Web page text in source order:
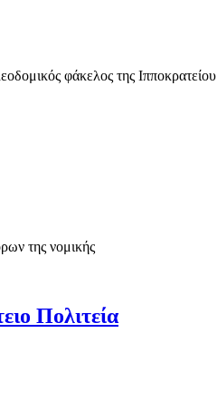
φάκελος της Ιπποκρατείου
της νομικής
Πολιτεία